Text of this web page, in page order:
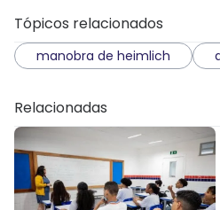
Tópicos relacionados
manobra de heimlich
Relacionadas